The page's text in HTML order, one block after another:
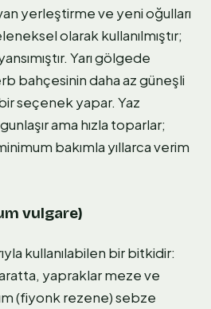
yerleştirme ve yeni oğulları
olarak kullanılmıştır;
Yarı gölgede
bahçesinin daha az güneşli
seçenek yapar. Yaz
ama hızla toparlar;
bakımla yıllarca verim
vulgare)
kullanılabilen bir bitkidir:
yapraklar meze ve
(fiyonk rezene) sebze